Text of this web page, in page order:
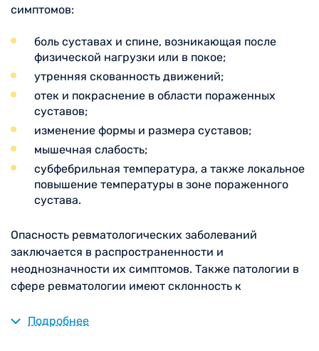
симптомов:
боль суставах и спине, возникающая после
физической нагрузки или в покое;
утренняя скованность движений;
отек и покраснение в области пораженных
суставов;
изменение формы и размера суставов;
мышечная слабость;
субфебрильная температура, а также локальное
повышение температуры в зоне пораженного
сустава.
Опасность ревматологических заболеваний
заключается в распространенности и
неоднозначности их симптомов. Также патологии в
сфере ревматологии имеют склонность к
развитию осложнений. Поэтому не следует
Подробнее